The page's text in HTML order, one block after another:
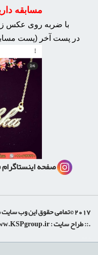
مسابقه
با ضربه روی عکس زیر
در پست آخر (پست
صفحه
2017 ©تمامی حقوق این وب سایت محفوظ و متعلق به شیراز ژانومه می باشد.
.:: طراح سایت :